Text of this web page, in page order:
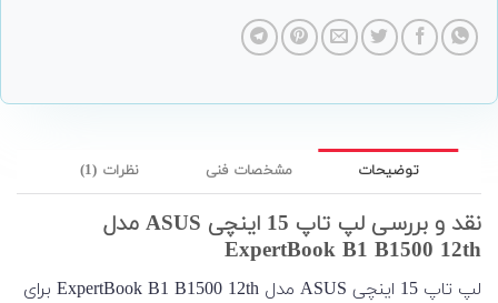
توضیحات مشخصات فنی نظرات (1)
نقد و بررسی لپ تاپ 15 اینچی ASUS مدل
ExpertBook B1 B1500 12th
لپ تاپ 15 اینچی ASUS مدل ExpertBook B1 B1500 12th برای